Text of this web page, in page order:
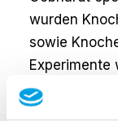
wurden
sowie
Experimente
vergleichen.
das Treffen